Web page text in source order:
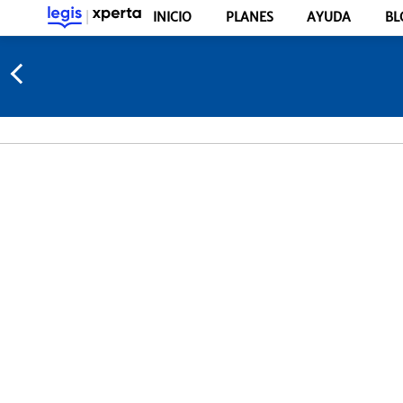
INICIO PLANES AYUDA